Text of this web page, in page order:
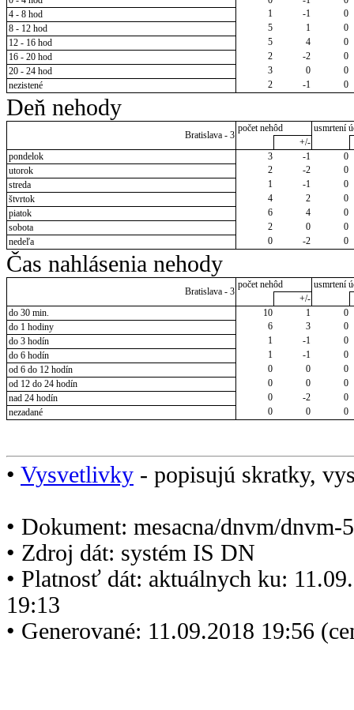
4 - 8 hod
1 -1
0
8 - 12 hod
5 1
0
12 - 16 hod
5 4
0
16 - 20 hod
2 -2
0
20 - 24 hod
3 0
0
nezistené
2 -1 0
Deň nehody
Bratislava - 3
počet nehôd
usmrtení
+/-
pondelok
3 -1
0
utorok
2 -2
0
streda
1 -1
0
štvrtok
4 2
0
piatok
6 4
0
sobota
2 0
0
nedeľa
0 -2 0
Čas nahlásenia nehody
Bratislava - 3
počet nehôd
usmrtení
+/-
do 30 min.
10 1
0
do 1 hodiny
6 3
0
do 3 hodín
1 -1
0
do 6 hodín
1 -1
0
od 6 do 12 hodín
0 0
0
od 12 do 24 hodín
0 0
0
nad 24 hodín
0 -2
0
nezadané
0 0 0
• Vysvetlivky - popisujú skratky,
• Dokument: mesacna/dnvm/dnvm-
• Zdroj dát: systém IS DN
• Platnosť dát: aktuálnych ku:
19:13
• Generované: 11.09.2018 19:56